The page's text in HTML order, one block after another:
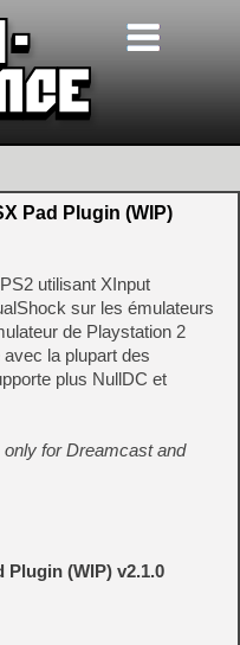
Pad Plugin (WIP)
utilisant XInput
sur les émulateurs
de Playstation 2
la plupart des
plus NullDC et
for Dreamcast and
Plugin (WIP) v2.1.0